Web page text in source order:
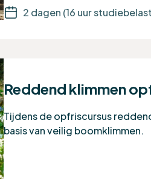
2 dagen (16 uur
Reddend klimmen
Tijdens de opfriscursus
basis van veilig boomklimmen.